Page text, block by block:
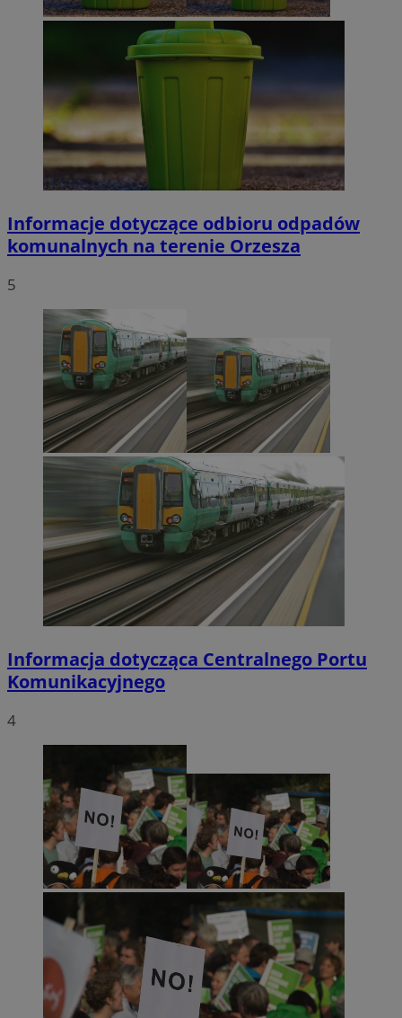
Informacje dotyczące odbioru odpadów
komunalnych na terenie Orzesza
5
Informacja dotycząca Centralnego Portu
Komunikacyjnego
4